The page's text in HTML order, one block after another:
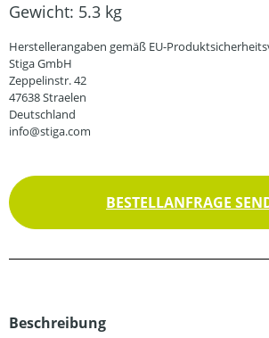
Gewicht: 5.3 kg
Herstellerangaben gemäß EU-
Stiga GmbH
Zeppelinstr. 42
47638 Straelen
Deutschland
info@stiga.com
BESTELLANFRAGE
Beschreibung